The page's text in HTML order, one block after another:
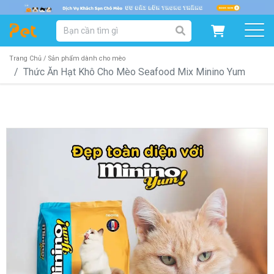
DANH MỤC SẢN PHẨM
SẢN PHẨM DÀNH CHO MÈO
Trang Chủ / Sản phẩm dành cho mèo
Thức Ăn Hạt Khô Cho Mèo Seafood Mix Minino Yum